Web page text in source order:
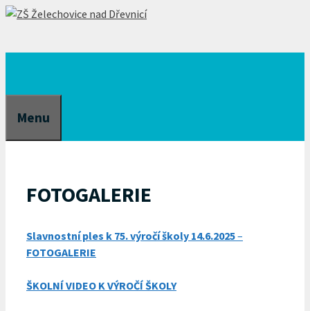
Přeskočit
Menu
FOTOGALERIE
Slavnostní ples k 75. výročí školy 14.6.2025–
FOTOGALERIE
ŠKOLNÍ VIDEO K VÝROČÍ ŠKOLY